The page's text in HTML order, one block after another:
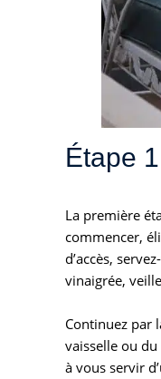
Étape
La première
commencer,
d’accès,
vinaigrée,
Continuez par
vaisselle ou du
à vous servir